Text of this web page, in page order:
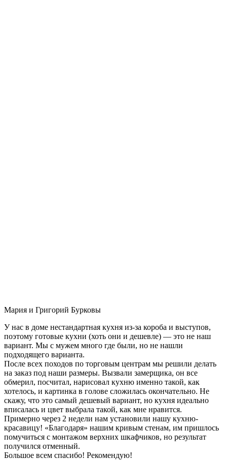
Мария и Григорий Бурковы
У нас в доме нестандартная кухня из-за короба и выступов,
поэтому готовые кухни (хоть они и дешевле) — это не наш
вариант. Мы с мужем много где были, но не нашли
подходящего варианта.
После всех походов по торговым центрам мы решили делать
на заказ под наши размеры. Вызвали замерщика, он все
обмерил, посчитал, нарисовал кухню именно такой, как
хотелось, и картинка в голове сложилась окончательно. Не
скажу, что это самый дешевый вариант, но кухня идеально
вписалась и цвет выбрала такой, как мне нравится.
Примерно через 2 недели нам установили нашу кухню-
красавицу! «Благодаря» нашим кривым стенам, им пришлось
помучиться с монтажом верхних шкафчиков, но результат
получился отменный.
Большое всем спасибо! Рекомендую!